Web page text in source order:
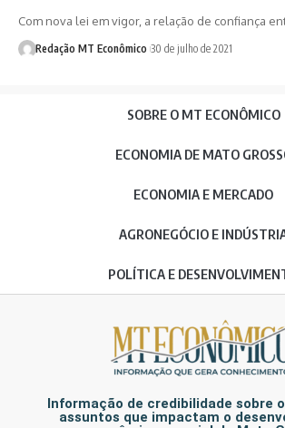
Com nova lei em vigor, a relação de confiança
Redação MT Econômico 30 de julho de 2021
SOBRE O MT ECONÔMICO
ECONOMIA DE MATO
ECONOMIA E MERCADO
AGRONEGÓCIO E
POLÍTICA E
Informação de credibilidade sobre
assuntos que impactam o